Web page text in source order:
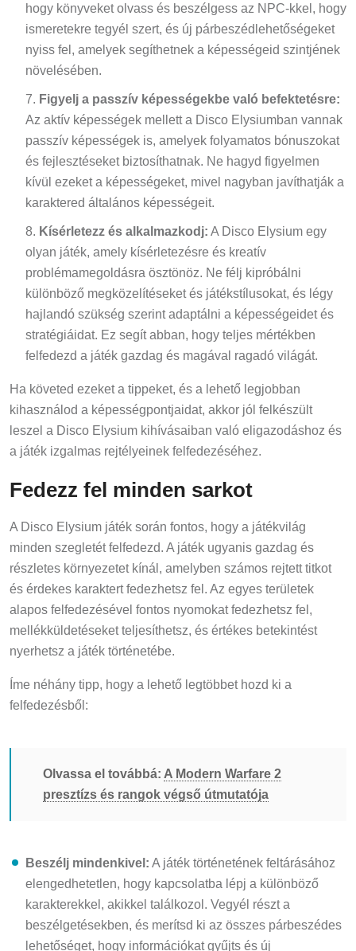
hogy könyveket olvass és beszélgess az NPC-kkel, hogy
ismeretekre tegyél szert, és új párbeszédlehetőségeket
nyiss fel, amelyek segíthetnek a képességeid szintjének
növelésében.
Figyelj a passzív képességekbe való befektetésre:
Az aktív képességek mellett a Disco Elysiumban vannak
passzív képességek is, amelyek folyamatos bónuszokat
és fejlesztéseket biztosíthatnak. Ne hagyd figyelmen
kívül ezeket a képességeket, mivel nagyban javíthatják a
karaktered általános képességeit.
Kísérletezz és alkalmazkodj: A Disco Elysium egy
olyan játék, amely kísérletezésre és kreatív
problémamegoldásra ösztönöz. Ne félj kipróbálni
különböző megközelítéseket és játékstílusokat, és légy
hajlandó szükség szerint adaptálni a képességeidet és
stratégiáidat. Ez segít abban, hogy teljes mértékben
felfedezd a játék gazdag és magával ragadó világát.
Ha követed ezeket a tippeket, és a lehető legjobban
kihasználod a képességpontjaidat, akkor jól felkészült
leszel a Disco Elysium kihívásaiban való eligazodáshoz és
a játék izgalmas rejtélyeinek felfedezéséhez.
Fedezz fel minden sarkot
A Disco Elysium játék során fontos, hogy a játékvilág
minden szegletét felfedezd. A játék ugyanis gazdag és
részletes környezetet kínál, amelyben számos rejtett titkot
és érdekes karaktert fedezhetsz fel. Az egyes területek
alapos felfedezésével fontos nyomokat fedezhetsz fel,
mellékküldetéseket teljesíthetsz, és értékes betekintést
nyerhetsz a játék történetébe.
Íme néhány tipp, hogy a lehető legtöbbet hozd ki a
felfedezésből:
Olvassa el továbbá: A Modern Warfare 2
presztízs és rangok végső útmutatója
Beszélj mindenkivel: A játék történetének feltárásához
elengedhetetlen, hogy kapcsolatba lépj a különböző
karakterekkel, akikkel találkozol. Vegyél részt a
beszélgetésekben, és merítsd ki az összes párbeszédes
lehetőséget, hogy információkat gyűjts és új